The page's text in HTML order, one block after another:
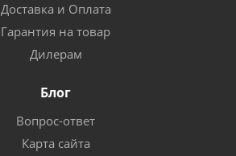
Доставка и Оплата
Гарантия на товар
Дилерам
Блог
Вопрос-ответ
Карта сайта